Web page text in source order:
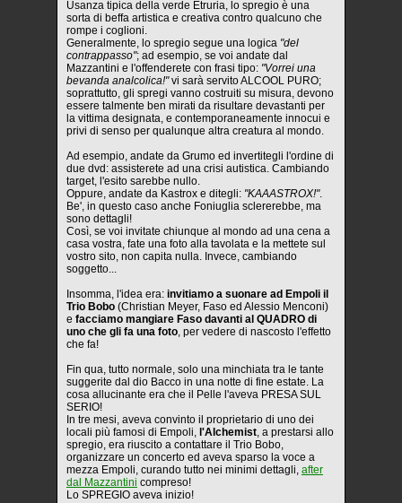
Usanza tipica della verde Etruria, lo spregio è una
sorta di beffa artistica e creativa contro qualcuno che
rompe i coglioni.
Generalmente, lo spregio segue una logica "del
contrappasso"; ad esempio, se voi andate dal
Mazzantini e l'offenderete con frasi tipo: "Vorrei una
bevanda analcolica!"vi sarà servito ALCOOL PURO;
soprattutto, gli spregi vanno costruiti su misura, devono
essere talmente ben mirati da risultare devastanti per
la vittima designata, e contemporaneamente innocui e
privi di senso per qualunque altra creatura al mondo.
Ad esempio, andate da Grumo ed invertitegli l'ordine di
due dvd: assisterete ad una crisi autistica. Cambiando
target, l'esito sarebbe nullo.
Oppure, andate da Kastrox e ditegli: "KAAASTROX!".
Be', in questo caso anche Foniuglia sclererebbe, ma
sono dettagli!
Così, se voi invitate chiunque al mondo ad una cena a
casa vostra, fate una foto alla tavolata e la mettete sul
vostro sito, non capita nulla. Invece, cambiando
soggetto...
Insomma, l'idea era: invitiamo a suonare ad Empoli il
Trio Bobo (Christian Meyer, Faso ed Alessio Menconi)
e facciamo mangiare Faso davanti al QUADRO di
uno che gli fa una foto, per vedere di nascosto l'effetto
che fa!
Fin qua, tutto normale, solo una minchiata tra le tante
suggerite dal dio Bacco in una notte di fine estate. La
cosa allucinante era che il Pelle l'aveva PRESA SUL
SERIO!
In tre mesi, aveva convinto il proprietario di uno dei
locali più famosi di Empoli, l'Alchemist, a prestarsi allo
spregio, era riuscito a contattare il Trio Bobo,
organizzare un concerto ed aveva sparso la voce a
mezza Empoli, curando tutto nei minimi dettagli, after
dal Mazzantini compreso!
Lo SPREGIO aveva inizio!